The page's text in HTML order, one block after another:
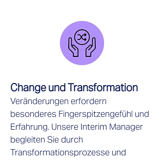
Change und Transformation
Veränderungen erfordern
besonderes Fingerspitzengefühl und
Erfahrung. Unsere Interim Manager
begleiten Sie durch
Transformationsprozesse und